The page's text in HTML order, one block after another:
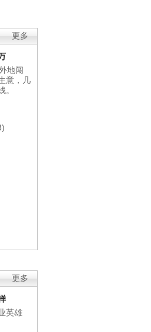
更多
地闯
意，几
。
更多
英雄